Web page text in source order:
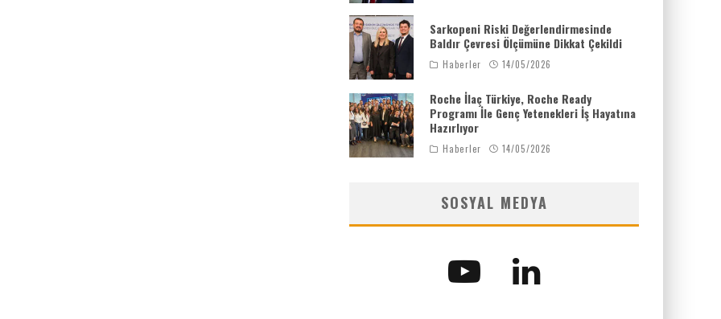
Sarkopeni Riski Değerlendirmesinde
Baldır Çevresi Ölçümüne Dikkat Çekildi
Haberler 14/05/2026
Roche İlaç Türkiye, Roche Ready
Programı İle Genç Yetenekleri İş Hayatına
Hazırlıyor
Haberler 14/05/2026
SOSYAL MEDYA